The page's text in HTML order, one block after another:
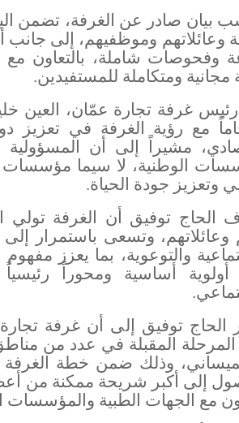
بيان صادر عن الغرفة، تضمن
وعائلاتهم وموظفيهم، إلى
وفحوصات شاملة، بالتعاون
ومتكاملة للمستفيدين.
غرفة تجارة عمّان، العين
مع رؤية الغرفة في تعزيز
مشيراً إلى أن
الوطنية، لا سيما
وتعزيز جودة الحياة.
الحاج توفيق أن الغرفة تولي
وعائلاتهم، وتسعى باستمرار
والتوعوية، بما يعزز
أولوية أساسية ومحوراً رئيسياً
.
الحاج توفيق إلى أن غرفة تجارة
المقبلة في عدد من
وذلك ضمن خطة الغرفة
إلى أكبر شريحة ممكنة من
مع الجهات الطبية والمؤسسات